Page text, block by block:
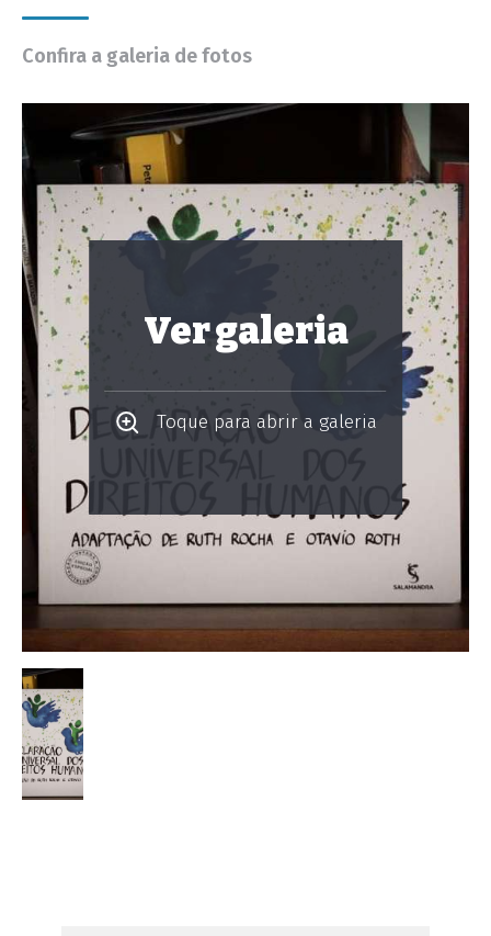
Confira a galeria de fotos
Ver galeria
Toque para abrir a galeria